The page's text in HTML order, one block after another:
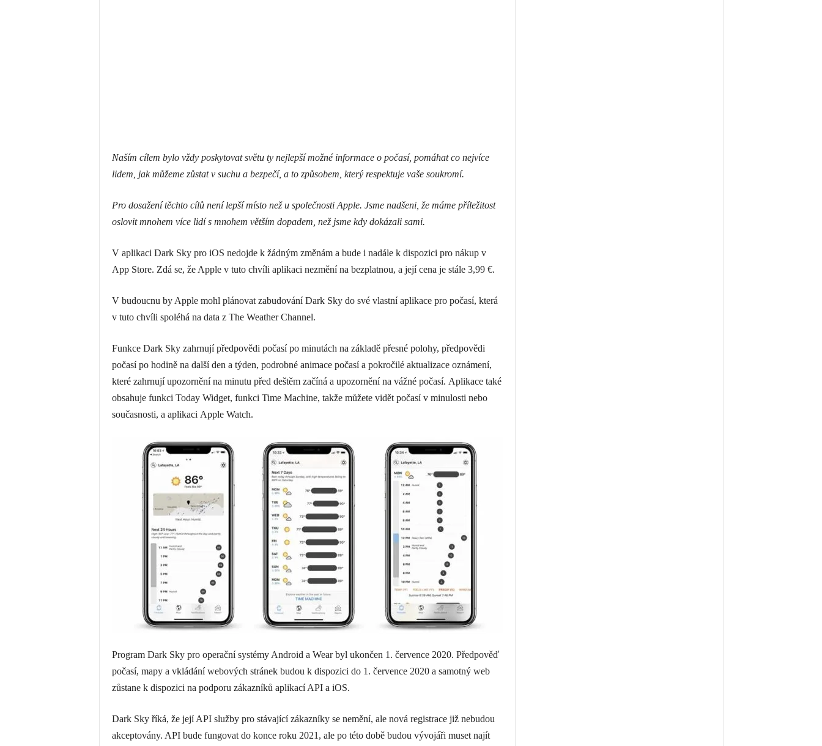
Naším cílem bylo vždy poskytovat světu ty nejlepší možné informace o počasí, pomáhat co nejvíce
lidem, jak můžeme zůstat v suchu a bezpečí, a to způsobem, který respektuje vaše soukromí.
Pro dosažení těchto cílů není lepší místo než u společnosti Apple. Jsme nadšeni, že máme příležitost
oslovit mnohem více lidí s mnohem větším dopadem, než jsme kdy dokázali sami.
V aplikaci Dark Sky pro iOS nedojde k žádným změnám a bude i nadále k dispozici pro nákup v
‌App Store‌. Zdá se, že Apple v tuto chvíli aplikaci nezmění na bezplatnou, a její cena je stále 3,99 €.
V budoucnu by Apple mohl plánovat zabudování Dark Sky do své vlastní aplikace pro počasí, která
v tuto chvíli spoléhá na data z The Weather Channel.
Funkce Dark Sky zahrnují předpovědi počasí po minutách na základě přesné polohy, předpovědi
počasí po hodině na další den a týden, podrobné animace počasí a pokročilé aktualizace oznámení,
které zahrnují upozornění na minutu před deštěm začíná a upozornění na vážné počasí. Aplikace také
obsahuje funkci Today Widget, funkci Time Machine, takže můžete vidět počasí v minulosti nebo
současnosti, a aplikaci Apple Watch.
Program Dark Sky pro operační systémy Android a Wear byl ukončen 1. července 2020. Předpověď
počasí, mapy a vkládání webových stránek budou k dispozici do 1. července 2020 a samotný web
zůstane k dispozici na podporu zákazníků aplikací API a iOS.
Dark Sky říká, že její API služby pro stávající zákazníky se nemění, ale nová registrace již nebudou
akceptovány. API bude fungovat do konce roku 2021, ale po této době budou vývojáři muset najít